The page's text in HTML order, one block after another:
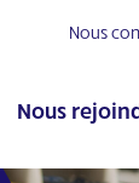
Nous
Nous